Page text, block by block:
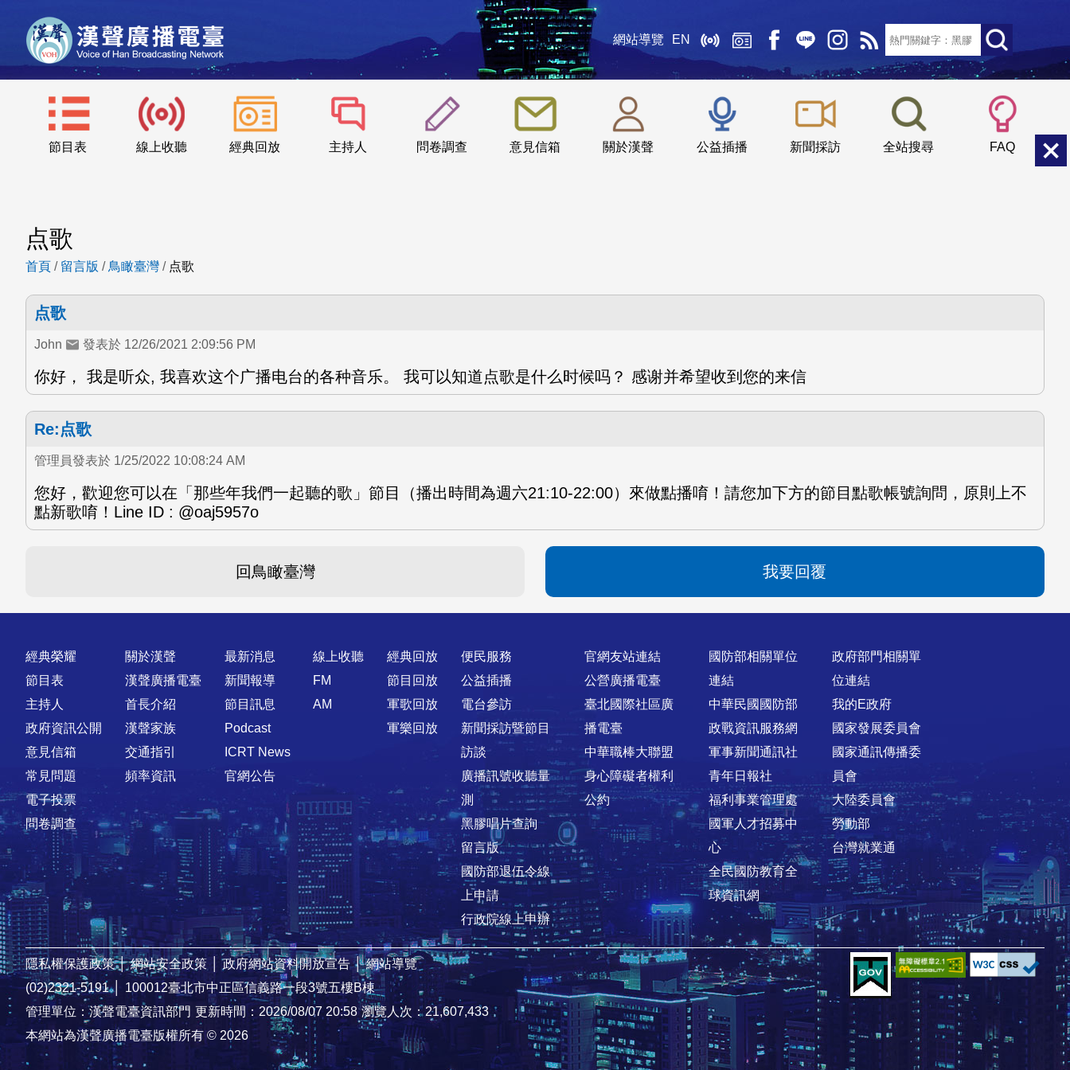
網站導覽 EN
節目表 線上收聽 經典回放 主持人 問卷調查 意見信箱 關於漢聲 公益插播 新聞採訪 全站搜尋 FAQ
::: 小 中
点歌
首頁 / 留言版 / 鳥瞰臺灣 / 点歌
点歌
John 發表於 12/26/2021 2:09:56 PM
你好， 我是听众, 我喜欢这个广播电台的各种音乐。 我可以知道点歌是什么时候吗？ 感谢并希望收到您的来信
Re:点歌
管理員發表於 1/25/2022 10:08:24 AM
您好，歡迎您可以在「那些年我們一起聽的歌」節目（播出時間為週六21:10-22:00）來做點播唷！請您加下方的節目點歌帳號詢問，原則上不
點新歌唷！Line ID : @oaj5957o
回鳥瞰臺灣 我要回覆
快速連結
經典榮耀
節目表
主持人
政府資訊公開
意見信箱
常見問題
電子投票
問卷調查
關於漢聲
漢聲廣播電臺
首長介紹
漢聲家族
交通指引
頻率資訊
最新消息
新聞報導
節目訊息
Podcast
ICRT News
官網公告
線上收聽
FM
AM
經典回放
節目回放
軍歌回放
軍樂回放
便民服務
公益插播
電台參訪
新聞採訪暨節目
訪談
廣播訊號收聽量
測
黑膠唱片查詢
留言版
國防部退伍令線
上申請
行政院線上申辦
官網友站連結
公營廣播電臺
臺北國際社區廣
播電臺
中華職棒大聯盟
身心障礙者權利
公約
國防部相關單位
連結
中華民國國防部
政戰資訊服務網
軍事新聞通訊社
青年日報社
福利事業管理處
國軍人才招募中
心
全民國防教育全
球資訊網
政府部門相關單
位連結
我的E政府
國家發展委員會
國家通訊傳播委
員會
大陸委員會
勞動部
台灣就業通
隱私權保護政策 │ 網站安全政策 │ 政府網站資料開放宣告 │ 網站導覽
(02)2321-5191 │
100012臺北市中正區信義路一段3號五樓B棟
管理單位：漢聲電臺資訊部門 更新時間：2026/08/07 20:58 瀏覽人次：21,607,433
本網站為漢聲廣播電臺版權所有 © 2026